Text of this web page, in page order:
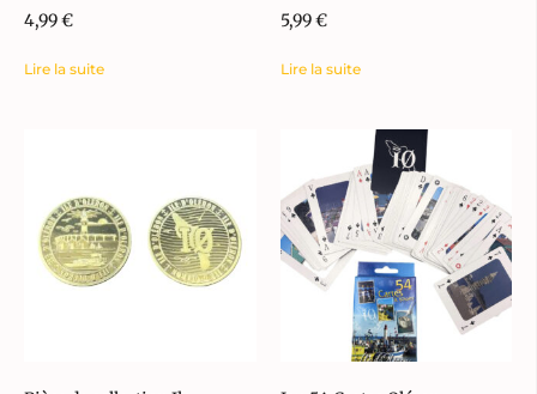
4,99€
Lire la suite
5,99€
Lire la suite